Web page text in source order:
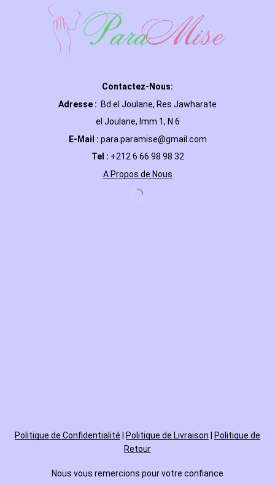
Contactez-Nous:
Adresse : Bd el Joulane, Res Jawharate
el Joulane, Imm 1, N 6
E-Mail : para.paramise@gmail.com
Tel : +212 6 66 98 98 32
A Propos de Nous
Politique de Confidentialité | Politique de Livraison | Politique de
Retour
Nous vous remercions pour votre confiance